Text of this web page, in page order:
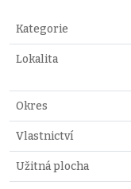
Kategorie
Lokalita
Okres
Vlastnictví
Užitná plocha